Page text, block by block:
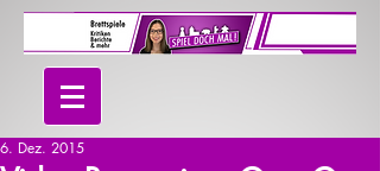
6. Dez. 2015